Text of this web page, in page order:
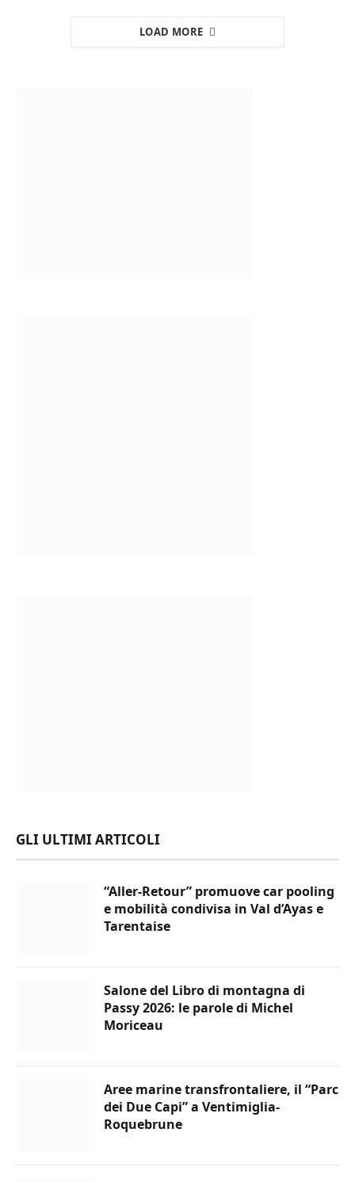
LOAD MORE
GLI ULTIMI ARTICOLI
“Aller-Retour” promuove car pooling
e mobilità condivisa in Val d’Ayas e
Tarentaise
Salone del Libro di montagna di
Passy 2026: le parole di Michel
Moriceau
Aree marine transfrontaliere, il “Parc
dei Due Capi” a Ventimiglia-
Roquebrune